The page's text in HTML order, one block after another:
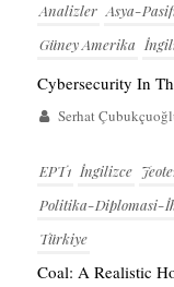
Analizler Asya-
Güney Amerika
Cybersecurity In
Serhat
EPT1 İngilizce
Politika-Diplomasi-
Türkiye
Coal: A Realistic